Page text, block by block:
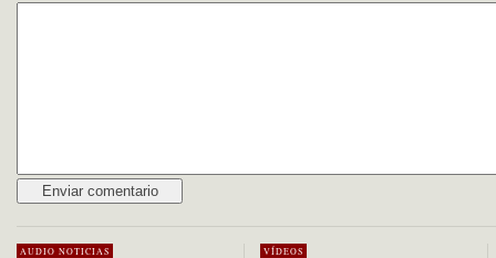
AUDIO NOTICIAS VÍDEOS